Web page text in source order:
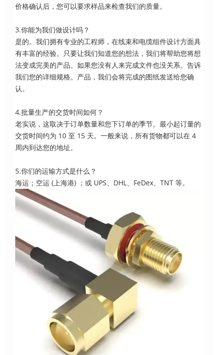
价格确认后，您可以要求样品来检查我们的质量。
3.你能为我们做设计吗？
是的。我们拥有专业的工程师，在线束和电缆组件设计方面具
有丰富的经验。只要让我们知道您的想法，我们将帮助您将想
法变成完美的产品。如果您没有人来完成文件也没关系。告诉
我们您的详细规格。产品，我们会将完成的图纸发送给您确
认。
4.批量生产的交货时间如何？
老实说，这取决于订单数量和您下订单的季节。最小起订量的
交货时间约为 10 至 15 天。一般来说，所有货物都可以在 4
周内到达您的地址。
5.你们的运输方式是什么？
海运；空运 (上海港) ；或 UPS、DHL、FeDex、TNT 等。